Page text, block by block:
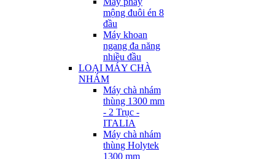
mộng đuôi én 8
đầu
Máy khoan
ngang đa năng
nhiều đầu
LOẠI MÁY CHÀ
NHÁM
Máy chà nhám
thùng 1300 mm
- 2 Trục -
ITALIA
Máy chà nhám
thùng Holytek
1300 mm